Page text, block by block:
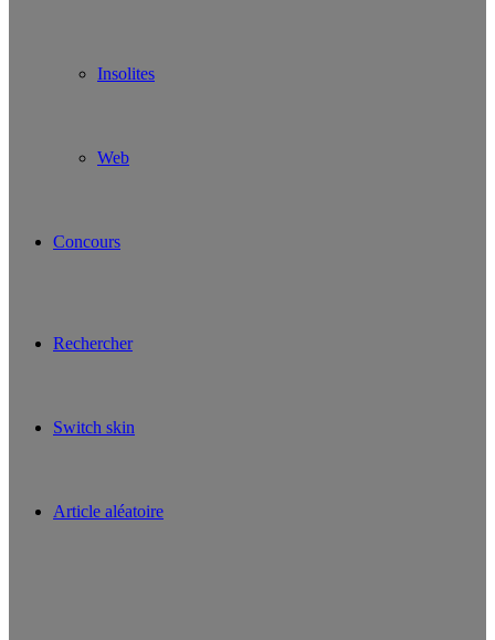
Insolites
Web
Concours
Rechercher
Switch skin
Article aléatoire